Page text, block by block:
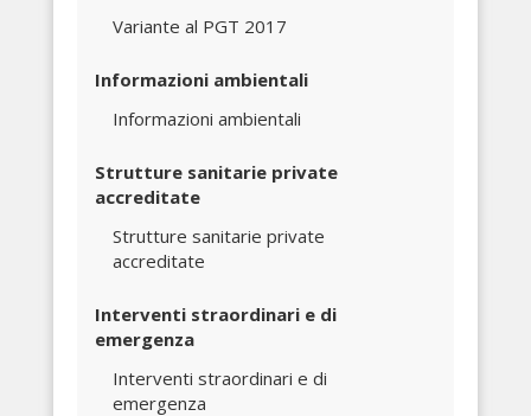
Variante al PGT 2017
Informazioni ambientali
Informazioni ambientali
Strutture sanitarie private
accreditate
Strutture sanitarie private
accreditate
Interventi straordinari e di
emergenza
Interventi straordinari e di
emergenza